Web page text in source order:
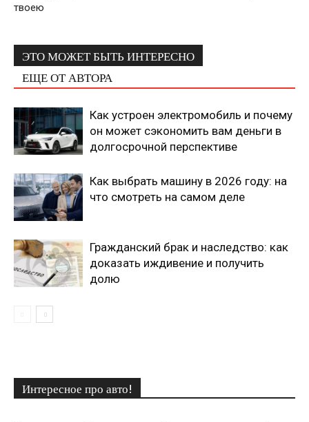
твоею
ЭТО МОЖЕТ БЫТЬ ИНТЕРЕСНО
ЕЩЕ ОТ АВТОРА
Как устроен электромобиль и почему
он может сэкономить вам деньги в
долгосрочной перспективе
Как выбрать машину в 2026 году: на
что смотреть на самом деле
Гражданский брак и наследство: как
доказать иждивение и получить
долю
Интересное про авто!